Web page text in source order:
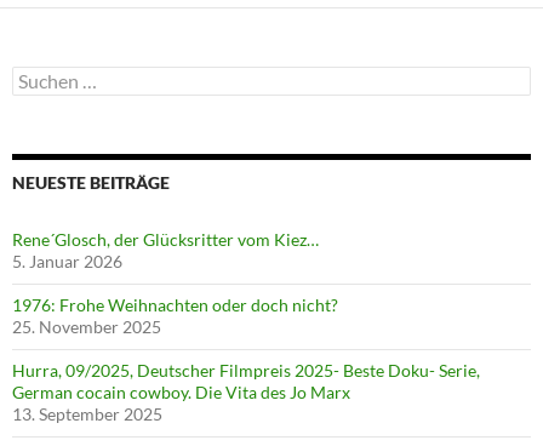
Suchen
nach:
NEUESTE BEITRÄGE
Rene´Glosch, der Glücksritter vom Kiez…
5. Januar 2026
1976: Frohe Weihnachten oder doch nicht?
25. November 2025
Hurra, 09/2025, Deutscher Filmpreis 2025- Beste Doku- Serie,
German cocain cowboy. Die Vita des Jo Marx
13. September 2025